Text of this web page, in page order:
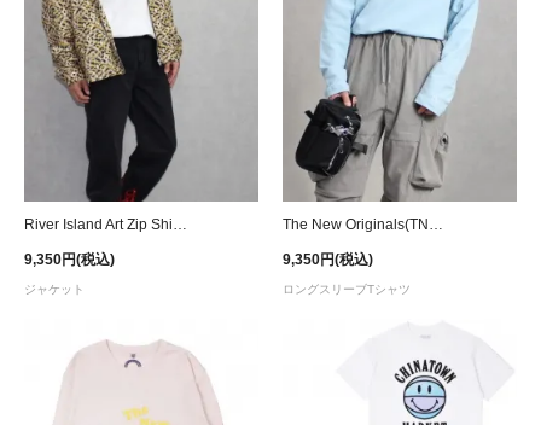
9,350円(税込)
ジャケット
9,350円(税込)
ロングスリーブTシャツ